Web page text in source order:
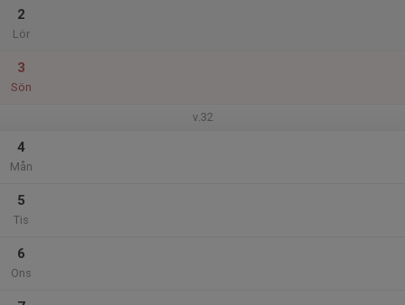
2
Lör
3
Sön
v.32
4
Mån
5
Tis
6
Ons